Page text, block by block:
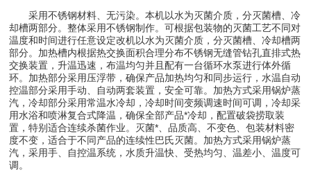
采用不锈钢材料、无污染。本机以水为灭菌介质，分灭菌槽、冷
却槽两部分。整体采用不锈钢制作。可根据包装物的灭菌工艺不同对
温度和时间进行任意设定改机以水为灭菌介质，分灭菌槽、冷却槽两
部分。加热槽内根据热交换面积合理分布不锈钢无缝管钻孔直排式热
交换装置，升温迅速，布温均匀并且配有一台循环水泵进行体外循
环。加热部分采用压浮带，确保产品加热均匀和同步运行，水温自动
控温部分采用手动、自动两套装置，安全可靠。加热方式采用锅炉蒸
汽，冷却部分采用常温水冷却，冷却时间变频调速时间可调，冷却采
用水浴和喷淋复合式降温，确保全部产品*冷却，配置破袋捞取装
置，特别适合连续杀菌作业。灭菌*、品质高、不变色、包装材料密
度不变，适合于不同产品的连续性巴氏灭菌。加热方式采用锅炉蒸
汽，采用手、自控温系统，水质升温快、受热均匀、温差小、温度可
调。